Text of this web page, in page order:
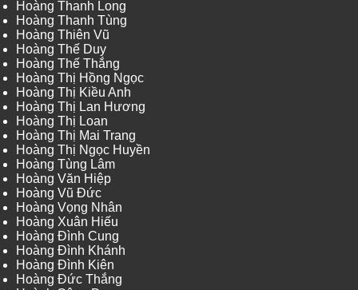
Hoàng Thanh Long
Hoàng Thanh Tùng
Hoàng Thiên Vũ
Hoàng Thế Duy
Hoàng Thế Thắng
Hoàng Thị Hồng Ngọc
Hoàng Thị Kiều Anh
Hoàng Thị Lan Hương
Hoàng Thị Loan
Hoàng Thị Mai Trang
Hoàng Thị Ngọc Huyền
Hoàng Tùng Lâm
Hoàng Văn Hiệp
Hoàng Vũ Đức
Hoàng Vọng Nhân
Hoàng Xuân Hiếu
Hoàng Đình Cung
Hoàng Đình Khánh
Hoàng Đình Kiên
Hoàng Đức Thắng